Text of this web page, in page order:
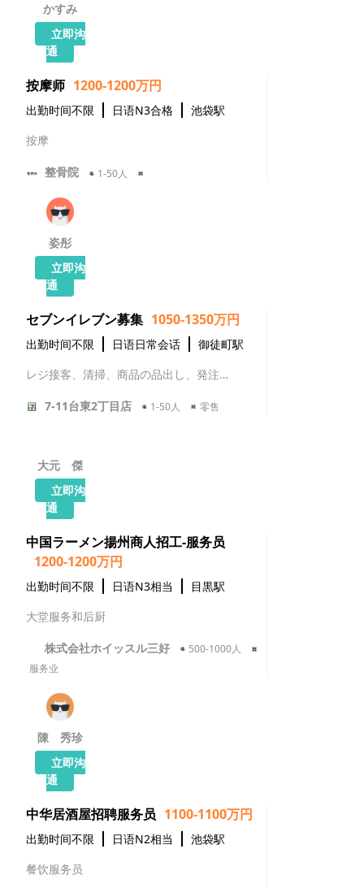
かすみ
立即沟
通
按摩师 1200-1200万円
出勤时间不限 日语N3合格
池袋駅
按摩
整骨院 1-50人
姿彤
立即沟
通
セブンイレブン募集 1050-1350万円
出勤时间不限 日语日常会话
御徒町駅
レジ接客、清掃、商品の品出し、発注業務
7-11台東2丁目店 1-50人 零售
大元 傑
立即沟
通
中国ラーメン揚州商人招工-服务员
1200-1200万円
出勤时间不限 日语N3相当
目黒駅
大堂服务和后厨
株式会社ホイッスル三好
陳 秀珍
立即沟
通
中华居酒屋招聘服务员 1100-1100万円
出勤时间不限 日语N2相当
池袋駅
餐饮服务员